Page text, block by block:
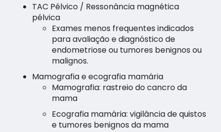
TAC Pélvico / Ressonância magnética
pélvica
Exames menos frequentes indicados
para avaliação e diagnóstico de
endometriose ou tumores benignos ou
malignos.
Mamografia e ecografia mamária
Mamografia: rastreio do cancro da
mama
Ecografia mamária: vigilância de quistos
e tumores benignos da mama